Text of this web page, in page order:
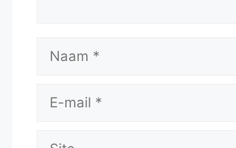
Naam
Site